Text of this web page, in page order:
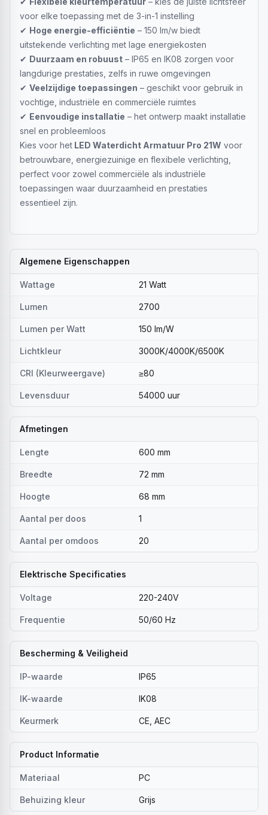
voor elke toepassing met de 3-in-1 instelling
✔ Hoge energie-efficiëntie – 150 lm/w biedt
uitstekende verlichting met lage energiekosten
✔ Duurzaam en robuust – IP65 en IK08 zorgen voor
langdurige prestaties, zelfs in ruwe omgevingen
✔ Veelzijdige toepassingen – geschikt voor gebruik in
vochtige, industriële en commerciële ruimtes
✔ Eenvoudige installatie – het ontwerp maakt installatie
snel en probleemloos
Kies voor het LED Waterdicht Armatuur Pro 21W voor
betrouwbare, energiezuinige en flexibele verlichting,
perfect voor zowel commerciële als industriële
toepassingen waar duurzaamheid en prestaties
essentieel zijn.
Algemene Eigenschappen
Wattage 21 Watt
Lumen 2700
Lumen per Watt 150 lm/W
Lichtkleur 3000K/4000K/6500K
CRI (Kleurweergave) ≥80
Levensduur 54000 uur
Afmetingen
Lengte 600 mm
Breedte 72 mm
Hoogte 68 mm
Aantal per doos 1
Aantal per omdoos 20
Elektrische Specificaties
Voltage 220-240V
Frequentie 50/60 Hz
Bescherming & Veiligheid
IP-waarde IP65
IK-waarde IK08
Keurmerk CE, AEC
Product Informatie
Materiaal PC
Behuizing kleur Grijs